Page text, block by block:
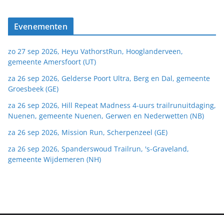
Evenementen
zo 27 sep 2026, Heyu VathorstRun, Hooglanderveen,
gemeente Amersfoort (UT)
za 26 sep 2026, Gelderse Poort Ultra, Berg en Dal, gemeente
Groesbeek (GE)
za 26 sep 2026, Hill Repeat Madness 4-uurs trailrunuitdaging,
Nuenen, gemeente Nuenen, Gerwen en Nederwetten (NB)
za 26 sep 2026, Mission Run, Scherpenzeel (GE)
za 26 sep 2026, Spanderswoud Trailrun, 's-Graveland,
gemeente Wijdemeren (NH)